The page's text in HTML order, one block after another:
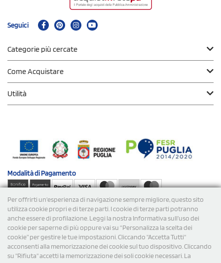
Per offrirti un'esperienza di navigazione sempre migliore, questo sito
utilizza cookie propri e di terze parti. I cookie di terze parti potranno
anche essere di profilazione. Leggi la nostra Informativa sull’uso dei
cookie per saperne di più oppure vai su “Personalizza la scelta dei
cookie” per gestire le tue impostazioni. Cliccando "Accetta Tutti"
acconsenti alla memorizzazione dei cookie sul tuo dispositivo. Cliccando
su "Rifiuta" accetti la memorizzazione dei soli cookie necessari. La
Seguici
Categorie più cercate
Come Acquistare
Utilità
Modalità diPagamento
Spedizioni